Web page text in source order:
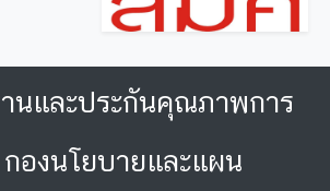
นและประกันคุณภาพการ
องนโยบายและแผน